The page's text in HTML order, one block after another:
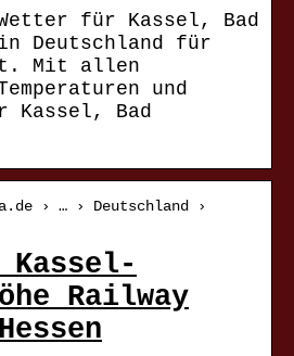
für Kassel, Bad
Deutschland für
Mit allen
und
Kassel, Bad
› … › Deutschland ›
Railway